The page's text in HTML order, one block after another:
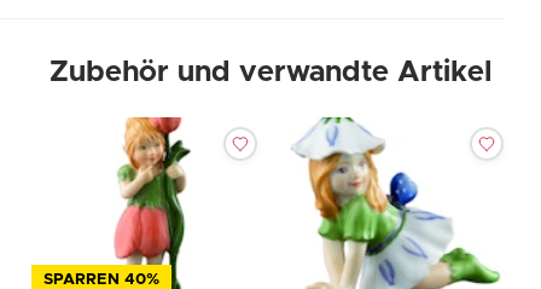
Zubehör und verwandte Artikel
SPARREN 40%